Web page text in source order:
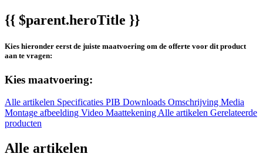
{{ $parent.heroTitle }}
Kies hieronder eerst de juiste maatvoering om de offerte voor dit product
aan te vragen:
Kies maatvoering:
Alle artikelen Specificaties PIB Downloads Omschrijving Media
Montage afbeelding Video MaattekeningAlle artikelen Gerelateerde
producten
Alle artikelen